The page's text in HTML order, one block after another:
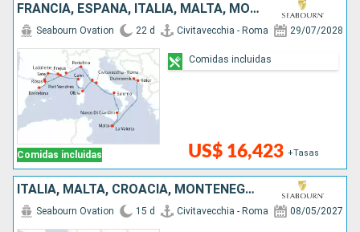
FRANCIA, ESPAÑA, ITALIA, MALTA, MONTENEGRO, CROACIA
Comidas incluidas
Seabourn Ovation 22 d Civitavecchia - Roma 29/07/2028
US$ 16,423 +Tasas
Comidas incluidas
ITALIA, MALTA, CROACIA, MONTENEGRO, GRECIA
Seabourn Ovation 15 d Civitavecchia - Roma 08/05/2027